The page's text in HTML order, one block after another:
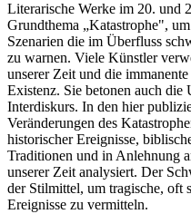
Literarische Werke im 20. und
Grundthema „Katastrophe",
Szenarien die im Überfluss
zu warnen. Viele Künstler
unserer Zeit und die
Existenz. Sie betonen auch
Interdiskurs. In den hier
Veränderungen des
historischer Ereignisse,
Traditionen und in Anlehnung
unserer Zeit analysiert. Der
der Stilmittel, um tragische, oft
Ereignisse zu vermitteln.